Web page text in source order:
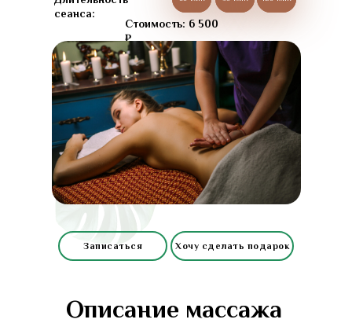
сеанса:
Стоимость: 6 500
₽
Хочу сделать подарок
Записаться
Описание массажа